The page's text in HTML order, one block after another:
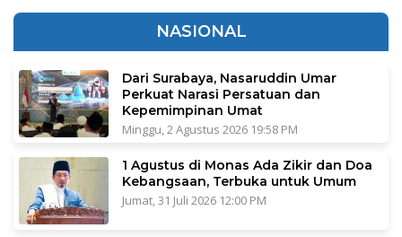
NASIONAL
Dari Surabaya, Nasaruddin Umar
Perkuat Narasi Persatuan dan
Kepemimpinan Umat
Minggu, 2 Agustus 2026 19:58 PM
1 Agustus di Monas Ada Zikir dan Doa
Kebangsaan, Terbuka untuk Umum
Jumat, 31 Juli 2026 12:00 PM